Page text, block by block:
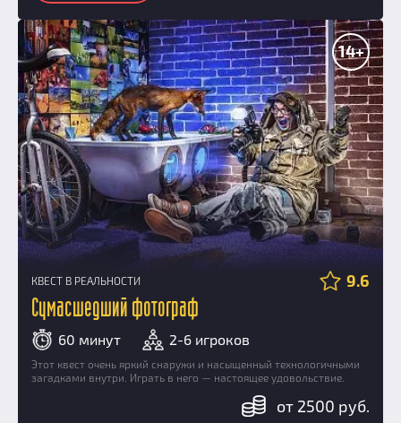
14+
КВЕСТ В РЕАЛЬНОСТИ 9.6
Сумасшедший фотограф
60 минут 2-6 игроков
Этот квест очень яркий снаружи и насыщенный технологичными
загадками внутри. Играть в него — настоящее удовольствие.
от 2500 руб.